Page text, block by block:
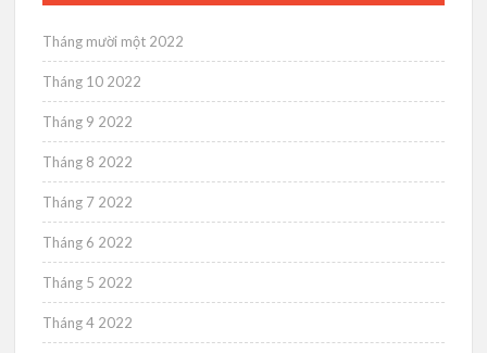
Tháng mười một 2022
Tháng 10 2022
Tháng 9 2022
Tháng 8 2022
Tháng 7 2022
Tháng 6 2022
Tháng 5 2022
Tháng 4 2022